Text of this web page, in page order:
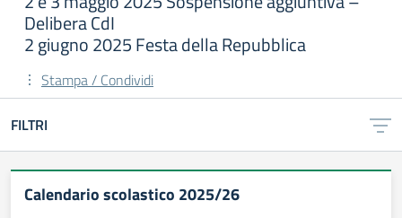
Delibera CdI
2 giugno 2025 Festa della Repubblica
Stampa / Condividi
FILTRI
Calendario scolastico 2025/26